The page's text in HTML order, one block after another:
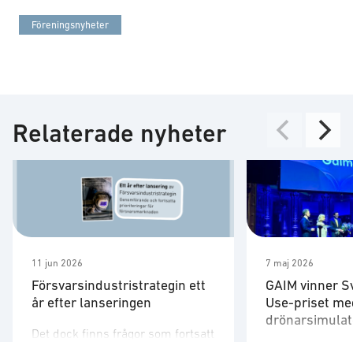
Föreningsnyheter
Relaterade nyheter
11 jun 2026
Försvarsindustristrategin ett
år efter lanseringen
Det dock finns frågor som fortsatt
7 maj 2026
GAIM vinner
Use-priset